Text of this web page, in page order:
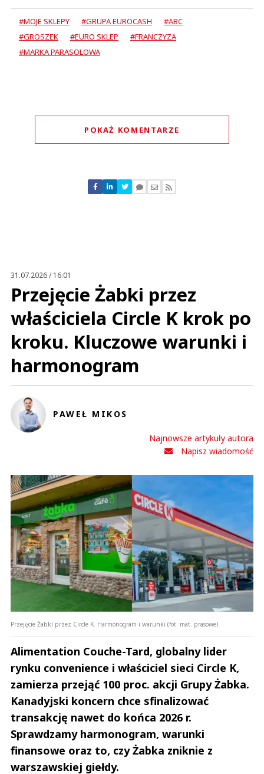
#MOJE SKLEPY #GRUPA EUROCASH
#ABC
#GROSZEK
#EURO SKLEP
#FRANCZYZA
#MARKA PARASOLOWA
POKAŻ KOMENTARZE
Nie znaleziono komentarzy
Zostaw swoje komentarze
31.07.2026 / 16:01
Przejęcie Żabki przez
właściciela Circle K krok po
kroku. Kluczowe warunki i
harmonogram
PAWEŁ MIKOS
Najnowsze artykuły autora
Napisz wiadomość
Przejęcie Żabki przez Circle K. Harmonogram i warunki (fot. mat. prasowe)
Alimentation Couche-Tard, globalny lider
rynku convenience i właściciel sieci Circle K,
zamierza przejąć 100 proc. akcji Grupy Żabka.
Kanadyjski koncern chce sfinalizować
transakcję nawet do końca 2026 r.
Sprawdzamy harmonogram, warunki
finansowe oraz to, czy Żabka zniknie z
warszawskiej giełdy.